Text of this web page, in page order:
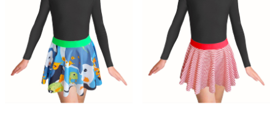
tk